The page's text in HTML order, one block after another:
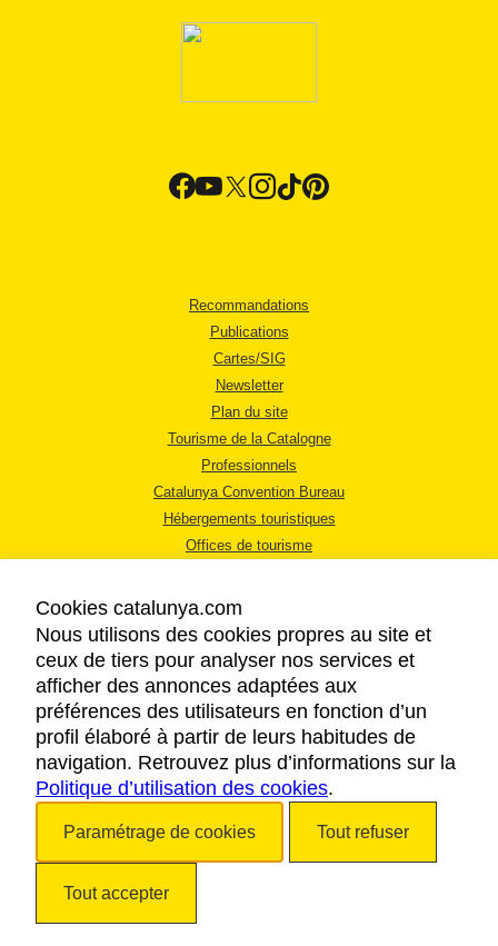
Recommandations
Publications
Cartes/SIG
Newsletter
Plan du site
Tourisme de la Catalogne
Professionnels
Catalunya Convention Bureau
Hébergements touristiques
Offices de tourisme
MENTIONS LÉGALES
RÈGLES DE CONFIDENTIALITÉ
COOKIES
ACCESSIBILITÉ
Cookies catalunya.com
Nous utilisons des cookies propres au site et
ceux de tiers pour analyser nos services et
afficher des annonces adaptées aux
préférences des utilisateurs en fonction d’un
profil élaboré à partir de leurs habitudes de
navigation. Retrouvez plus d’informations sur la
Politique d’utilisation des cookies.
Paramétrage de cookies Tout refuser
Tout accepter